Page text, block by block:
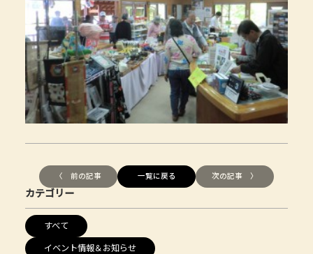
〈 前の記事 一覧に戻る 次の記事 〉
カテゴリー
すべて
イベント情報＆お知らせ